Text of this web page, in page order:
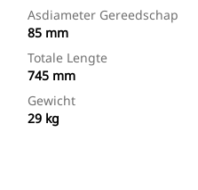
Asdiameter Gereedschap
85 mm
Totale Lengte
745 mm
Gewicht
29 kg